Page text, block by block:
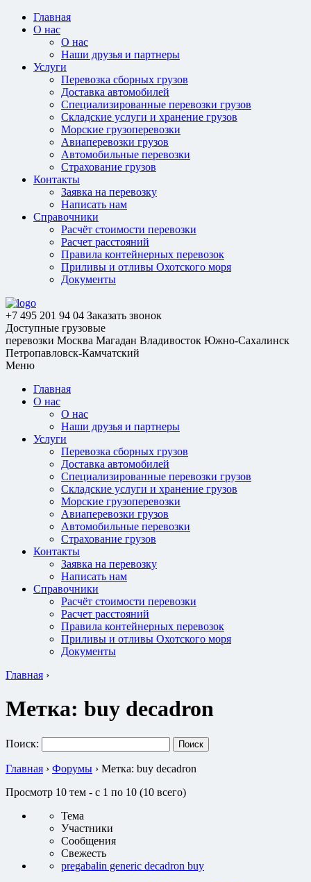
Главная
О нас
О нас
Наши друзья и партнеры
Услуги
Перевозка сборных грузов
Доставка автомобилей
Специализированные перевозки грузов
Складские услуги и хранение грузов
Морские грузоперевозки
Авиаперевозки грузов
Автомобильные перевозки
Страхование грузов
Контакты
Заявка на перевозку
Написать нам
Справочники
Расчёт стоимости перевозки
Расчет расстояний
Правила контейнерных перевозок
Приливы и отливы Охотского моря
Документы
+7 495 201 94 04 Заказать звонок
Доступные грузовые
перевозки Москва Магадан Владивосток Южно-Сахалинск
Петропавловск-Камчатский
Меню
Главная
О нас
О нас
Наши друзья и партнеры
Услуги
Перевозка сборных грузов
Доставка автомобилей
Специализированные перевозки грузов
Складские услуги и хранение грузов
Морские грузоперевозки
Авиаперевозки грузов
Автомобильные перевозки
Страхование грузов
Контакты
Заявка на перевозку
Написать нам
Справочники
Расчёт стоимости перевозки
Расчет расстояний
Правила контейнерных перевозок
Приливы и отливы Охотского моря
Документы
Главная ›
Метка: buy decadron
Поиск:
Главная › Форумы › Метка: buy decadron
Просмотр 10 тем - с 1 по 10 (10 всего)
Тема
Участники
Сообщения
Свежесть
pregabalin generic decadron buy